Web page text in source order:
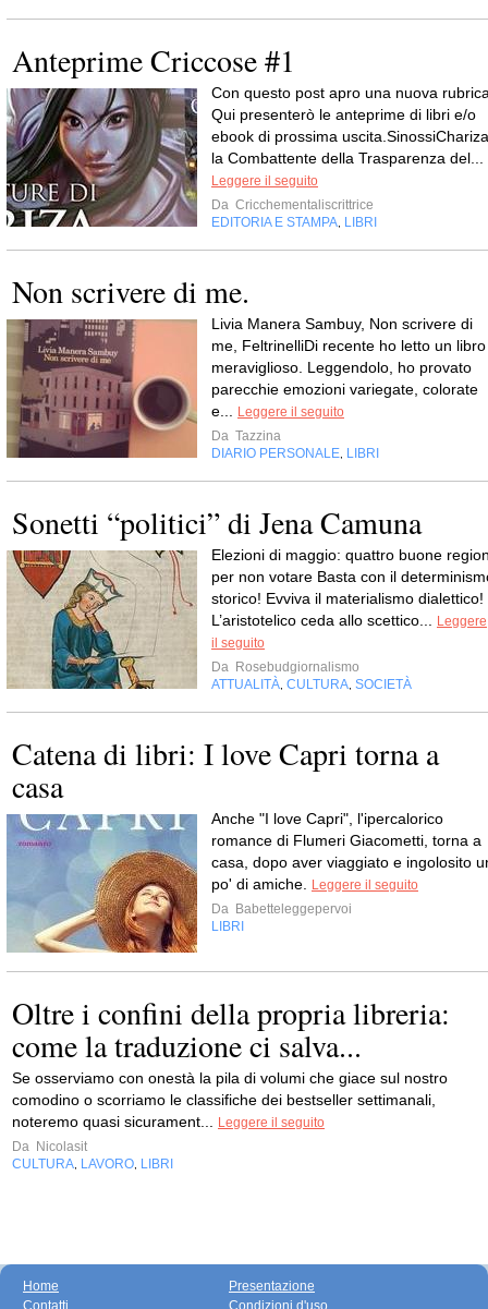
Anteprime Criccose #1
Con questo post apro una nuova
Qui presenterò le anteprime di libri e/o
ebook di prossima
la Combattente della Trasparenza del...
Leggere il seguito
Da Cricchementaliscrittrice
EDITORIA E STAMPA LIBRI
Non scrivere di me.
Livia Manera Sambuy, Non scrivere di
me, FeltrinelliDi recente ho letto un libro
meraviglioso. Leggendolo, ho provato
parecchie emozioni variegate, colorate
e...
Leggere il seguito
Da Tazzina
DIARIO PERSONALE LIBRI
Sonetti “politici” di Jena Camuna
Elezioni di maggio: quattro buone
per non votare Basta con il
storico! Evviva il materialismo dialettico!
L’aristotelico ceda allo scettico...
Leggere
il seguito
Da Rosebudgiornalismo
ATTUALITÀ CULTURA SOCIETÀ
Catena di libri: I love Capri torna a
casa
Anche "I love Capri", l'ipercalorico
romance di Flumeri Giacometti, torna a
casa, dopo aver viaggiato e ingolosito
po' di amiche.
Leggere il seguito
Da Babetteleggepervoi
LIBRI
Oltre i confini della propria libreria:
come la traduzione ci salva...
Se osserviamo con onestà la pila di volumi che giace sul nostro
comodino o scorriamo le classifiche dei bestseller settimanali,
noteremo quasi sicurament...
Leggere il seguito
Da Nicolasit
CULTURA LAVORO LIBRI
Home
Contatti
Presentazione
Condizioni d'uso